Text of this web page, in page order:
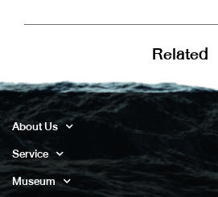
Related
About Us
Service
Museum